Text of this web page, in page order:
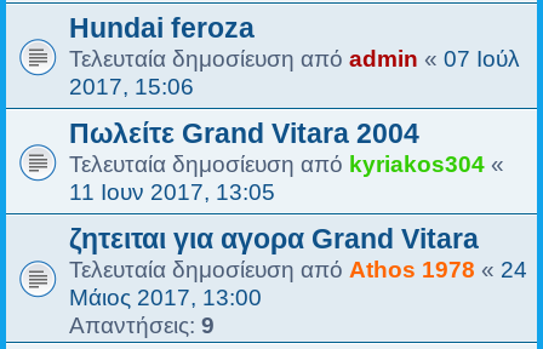
Hundai feroza
Τελευταία δημοσίευση από admin « 07 Ιούλ
2017, 15:06
Πωλείτε Grand Vitara 2004
Τελευταία δημοσίευση από kyriakos304 «
11 Ιουν 2017, 13:05
ζητειται για αγορα Grand Vitara
Τελευταία δημοσίευση από Athos 1978 « 24
Μάιος 2017, 13:00
Απαντήσεις: 9